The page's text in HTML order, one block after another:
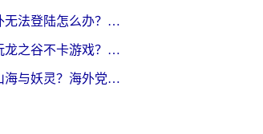
战地无疆国外无法登陆怎么办？海外玩家国服畅玩终极指南（附欧服魔兽EVE加速方案）
在欧洲怎么玩龙之谷不卡游戏？2026海外党国服游戏加速全攻略
台湾怎么玩山海与妖灵？海外党国服游戏加速全攻略，告别延迟卡顿